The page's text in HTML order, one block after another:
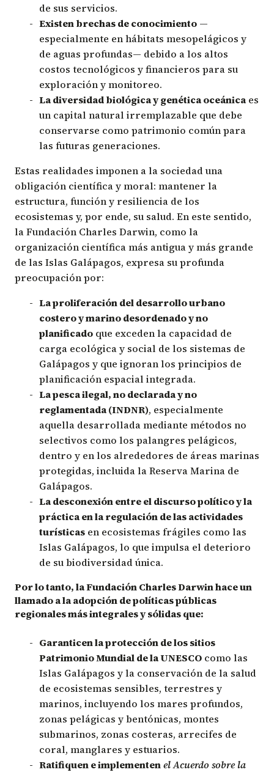
de sus servicios.
Existen brechas de conocimiento —
especialmente en hábitats mesopelágicos y
de aguas profundas— debido a los altos
costos tecnológicos y financieros para su
exploración y monitoreo.
La diversidad biológica y genética oceánica es
un capital natural irremplazable que debe
conservarse como patrimonio común para
las futuras generaciones.
Estas realidades imponen a la sociedad una
obligación científica y moral: mantener la
estructura, función y resiliencia de los
ecosistemas y, por ende, su salud. En este sentido,
la Fundación Charles Darwin, como la
organización científica más antigua y más grande
de las Islas Galápagos, expresa su profunda
preocupación por:
La proliferación del desarrollo urbano
costero y marino desordenado y no
planificado que exceden la capacidad de
carga ecológica y social de los sistemas de
Galápagos y que ignoran los principios de
planificación espacial integrada.
La pesca ilegal, no declarada y no
reglamentada (INDNR), especialmente
aquella desarrollada mediante métodos no
selectivos como los palangres pelágicos,
dentro y en los alrededores de áreas marinas
protegidas, incluida la Reserva Marina de
Galápagos.
La desconexión entre el discurso político y la
práctica en la regulación de las actividades
turísticas en ecosistemas frágiles como las
Islas Galápagos, lo que impulsa el deterioro
de su biodiversidad única.
Por lo tanto, la Fundación Charles Darwin hace un
llamado a la adopción de políticas públicas
regionales más integrales y sólidas que:
Garanticen la protección de los sitios
Patrimonio Mundial de la UNESCO como las
Islas Galápagos y la conservación de la salud
de ecosistemas sensibles, terrestres y
marinos, incluyendo los mares profundos,
zonas pelágicas y bentónicas, montes
submarinos, zonas costeras, arrecifes de
coral, manglares y estuarios.
Ratifiquen e implementenel Acuerdo sobre la